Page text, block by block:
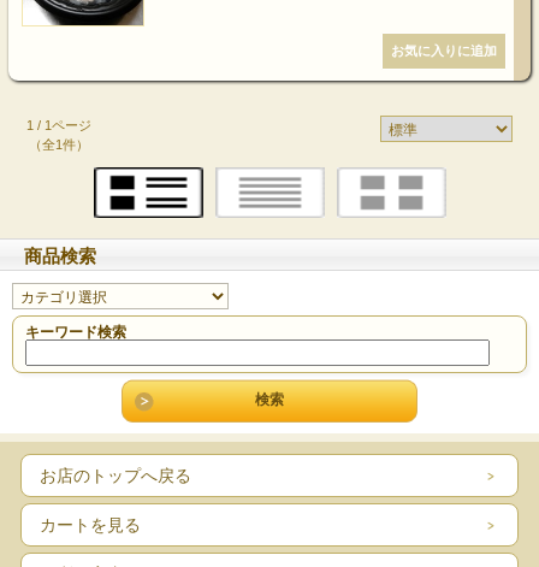
1 / 1ページ
（全1件）
商品検索
キーワード検索
お店のトップへ戻る
カートを見る